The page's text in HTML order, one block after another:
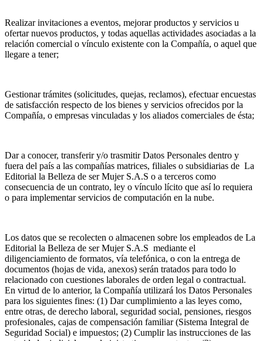
Realizar invitaciones a eventos, mejorar productos y servicios u
ofertar nuevos productos, y todas aquellas actividades asociadas a la
relación comercial o vínculo existente con la Compañía, o aquel que
llegare a tener;
Gestionar trámites (solicitudes, quejas, reclamos), efectuar encuestas
de satisfacción respecto de los bienes y servicios ofrecidos por la
Compañía, o empresas vinculadas y los aliados comerciales de ésta;
Dar a conocer, transferir y/o trasmitir Datos Personales dentro y
fuera del país a las compañías matrices, filiales o subsidiarias de La
Editorial la Belleza de ser Mujer S.A.S o a terceros como
consecuencia de un contrato, ley o vínculo lícito que así lo requiera
o para implementar servicios de computación en la nube.
Los datos que se recolecten o almacenen sobre los empleados de La
Editorial la Belleza de ser Mujer S.A.S mediante el
diligenciamiento de formatos, vía telefónica, o con la entrega de
documentos (hojas de vida, anexos) serán tratados para todo lo
relacionado con cuestiones laborales de orden legal o contractual.
En virtud de lo anterior, la Compañía utilizará los Datos Personales
para los siguientes fines: (1) Dar cumplimiento a las leyes como,
entre otras, de derecho laboral, seguridad social, pensiones, riesgos
profesionales, cajas de compensación familiar (Sistema Integral de
Seguridad Social) e impuestos; (2) Cumplir las instrucciones de las